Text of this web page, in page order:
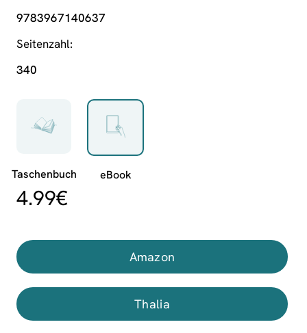
9783967140637
Seitenzahl
340
4.99€
Amazon
Thalia